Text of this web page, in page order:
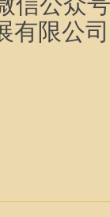
有限公司